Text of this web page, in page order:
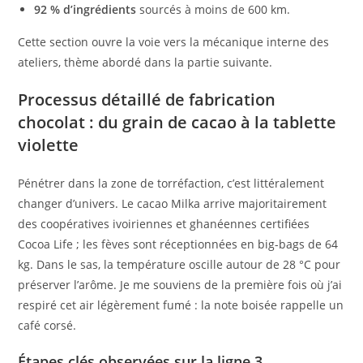
92 % d’ingrédients sourcés à moins de 600 km.
Cette section ouvre la voie vers la mécanique interne des
ateliers, thème abordé dans la partie suivante.
Processus détaillé de fabrication
chocolat : du grain de cacao à la tablette
violette
Pénétrer dans la zone de torréfaction, c’est littéralement
changer d’univers. Le cacao Milka arrive majoritairement
des coopératives ivoiriennes et ghanéennes certifiées
Cocoa Life ; les fèves sont réceptionnées en big-bags de 64
kg. Dans le sas, la température oscille autour de 28 °C pour
préserver l’arôme. Je me souviens de la première fois où j’ai
respiré cet air légèrement fumé : la note boisée rappelle un
café corsé.